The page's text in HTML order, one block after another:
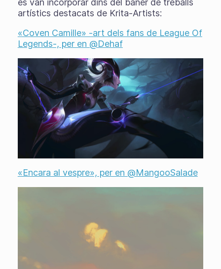
artístics destacats de Krita-Artists:
«Coven Camille» -art dels fans de League Of
Legends-, per en @Dehaf
«Encara al vespre», per en @MangooSalade